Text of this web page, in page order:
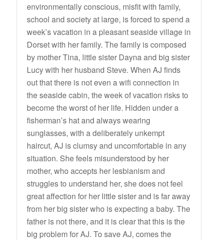
environmentally conscious, misfit with family,
school and society at large, is forced to spend a
week’s vacation in a pleasant seaside village in
Dorset with her family. The family is composed
by mother Tina, little sister Dayna and big sister
Lucy with her husband Steve. When AJ finds
out that there is not even a wifi connection in
the seaside cabin, the week of vacation risks to
become the worst of her life. Hidden under a
fisherman’s hat and always wearing
sunglasses, with a deliberately unkempt
haircut, AJ is clumsy and uncomfortable in any
situation. She feels misunderstood by her
mother, who accepts her lesbianism and
struggles to understand her, she does not feel
great affection for her little sister and is far away
from her big sister who is expecting a baby. The
father is not there, and it is clear that this is the
big problem for AJ. To save AJ, comes the